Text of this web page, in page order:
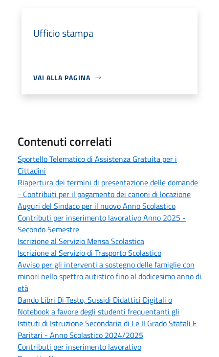
Ufficio stampa
VAI ALLA PAGINA
Contenuti correlati
Sportello Telematico di Assistenza Gratuita per i
Cittadini
Riapertura dei termini di presentazione delle domande
- Contributi per il pagamento dei canoni di locazione
Auguri del Sindaco per il nuovo Anno Scolastico
Contributi per inserimento lavorativo Anno 2025 -
Secondo Semestre
Iscrizione al Servizio Mensa Scolastica
Iscrizione al Servizio di Trasporto Scolastico
Avviso per gli interventi a sostegno delle famiglie con
minori nello spettro autistico fino al dodicesimo anno di
età
Bando Libri Di Testo, Sussidi Didattici Digitali o
Notebook a favore degli studenti frequentanti gli
Istituti di Istruzione Secondaria di I e II Grado Statali E
Paritari - Anno Scolastico 2024/2025
Contributi per inserimento lavorativo